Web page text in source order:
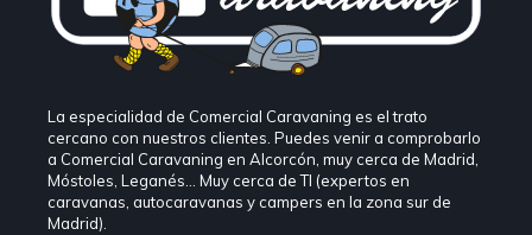
La especialidad de Comercial Caravaning es el trato
cercano con nuestros clientes. Puedes venir a comprobarlo
a Comercial Caravaning en Alcorcón, muy cerca de Madrid,
Móstoles, Leganés… Muy cerca de TI (expertos en
caravanas, autocaravanas y campers en la zona sur de
Madrid).